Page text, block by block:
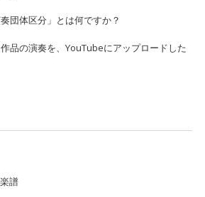
団体区分」とは何ですか？
品の演奏を、YouTubeにアップロードした
譜